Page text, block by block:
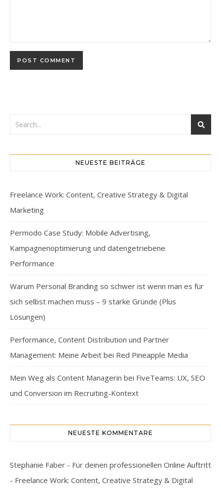
NEUESTE BEITRÄGE
Freelance Work: Content, Creative Strategy & Digital
Marketing
Permodo Case Study: Mobile Advertising,
Kampagnenoptimierung und datengetriebene
Performance
Warum Personal Branding so schwer ist wenn man es für
sich selbst machen muss – 9 starke Gründe (Plus
Lösungen)
Performance, Content Distribution und Partner
Management: Meine Arbeit bei Red Pineapple Media
Mein Weg als Content Managerin bei FiveTeams: UX, SEO
und Conversion im Recruiting-Kontext
NEUESTE KOMMENTARE
Stephanie Faber - Für deinen professionellen Online Auftritt
- Freelance Work: Content, Creative Strategy & Digital